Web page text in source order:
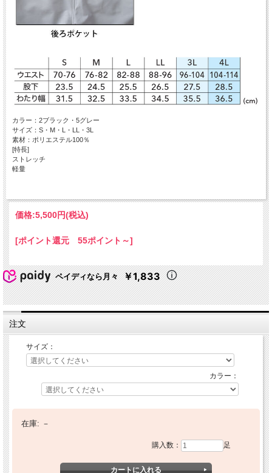
カラー：2ブラック・5グレー
サイズ：S・M・L・LL・3L
素材：ポリエステル100％
[特長]
ストレッチ
軽量
価格:5,500円(税込)
[ポイント還元 55ポイント～]
ペイディなら月々 ￥1,833
注文
サイズ：
カラー：
在庫: －
購入数： 足